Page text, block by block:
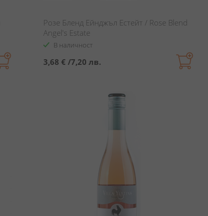
Розе Бленд Ейнджъл Естейт / Rose Blend
Angel's Estate
В наличност
3,68 € /7,20 лв.